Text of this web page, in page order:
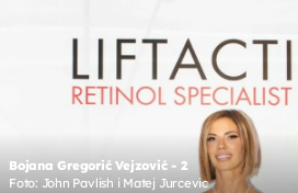
Bojana Gregorić Vejzović - 2
Foto: John Pavlish i Matej Jurcevic